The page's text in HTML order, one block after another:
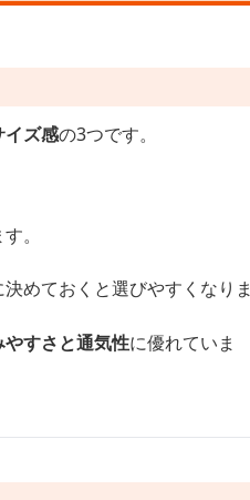
イズ感の3つです。
。
めておくと選びやすくなりま
すさと通気性に優れていま